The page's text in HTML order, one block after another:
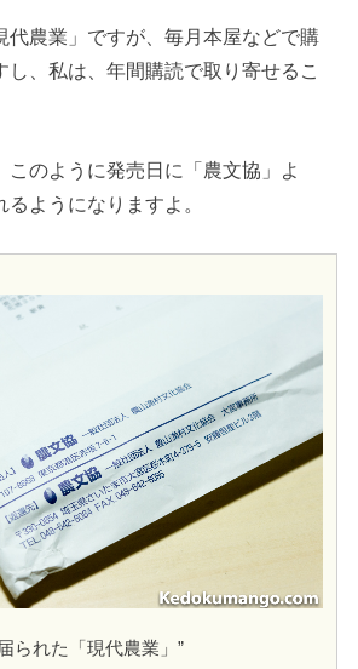
代農業」ですが、毎月本屋などで購
し、私は、年間購読で取り寄せるこ
このように発売日に「農文協」よ
ようになりますよ。
られた「現代農業」”